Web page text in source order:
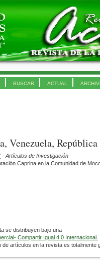
BUSCAR ACTUAL
Venezuela,
- Artículos de Investigación
Caprina en la Comunidad de
se distribuyen bajo una
Compartir Igual 4.0 Internacional.
artículos en la revista es totalmente